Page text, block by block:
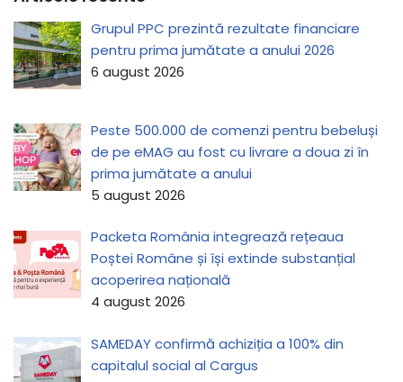
Grupul PPC prezintă rezultate financiare
pentru prima jumătate a anului 2026
6 august 2026
Peste 500.000 de comenzi pentru bebeluși
de pe eMAG au fost cu livrare a doua zi în
prima jumătate a anului
5 august 2026
Packeta România integrează rețeaua
Poștei Române și își extinde substanțial
acoperirea națională
4 august 2026
SAMEDAY confirmă achiziția a 100% din
capitalul social al Cargus